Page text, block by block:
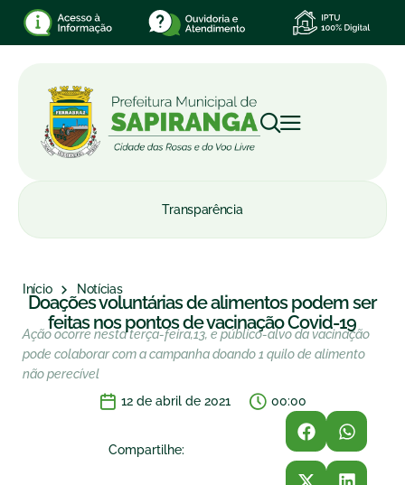
Transparência
Início Notícias
Doações voluntárias de alimentos podem ser
feitas nos pontos de vacinação Covid-19
Ação ocorre nesta terça-feira,13, e público-alvo da vacinação
pode colaborar com a campanha doando 1 quilo de alimento
não perecível
12 de abril de 2021
00:00
Compartilhe: